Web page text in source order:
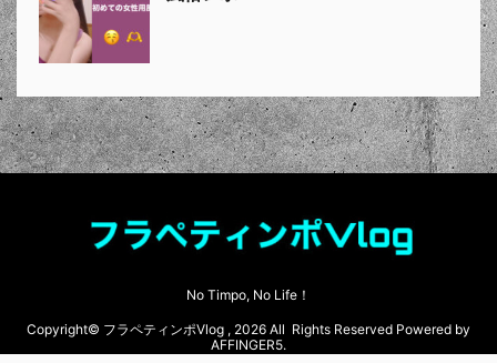
No Timpo, No Life！
Copyright© フラペティンポVlog , 2026 All Rights Reserved Powered by
AFFINGER5.